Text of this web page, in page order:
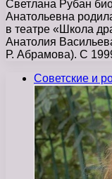
Светлана Рубан
Анатольевна
в театре «Школа
Анатолия
Р. Абрамова). С
Советские и